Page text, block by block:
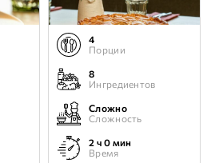
4
Порции
8
Ингредиентов
Сложно
Сложность
2 ч 0 мин
Время